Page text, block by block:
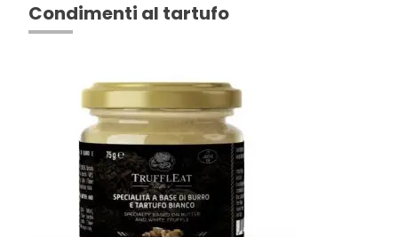
Condimenti al tartufo